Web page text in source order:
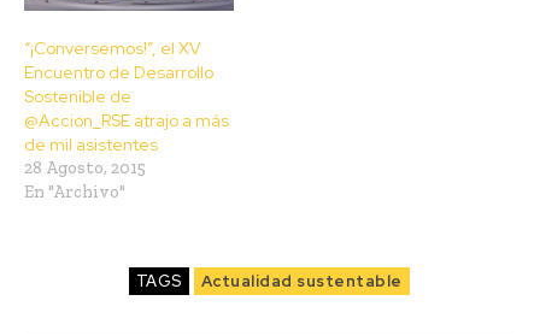
“¡Conversemos!”, el XV
Encuentro de Desarrollo
Sostenible de
@Accion_RSE atrajo a más
de mil asistentes
28 Agosto, 2015
En "Archivo"
TAGS Actualidad sustentable